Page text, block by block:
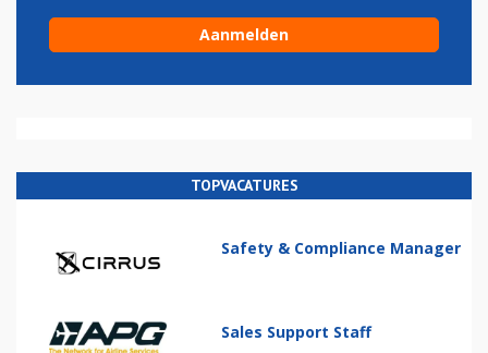
TOPVACATURES
Safety & Compliance Manager
Sales Support Staff